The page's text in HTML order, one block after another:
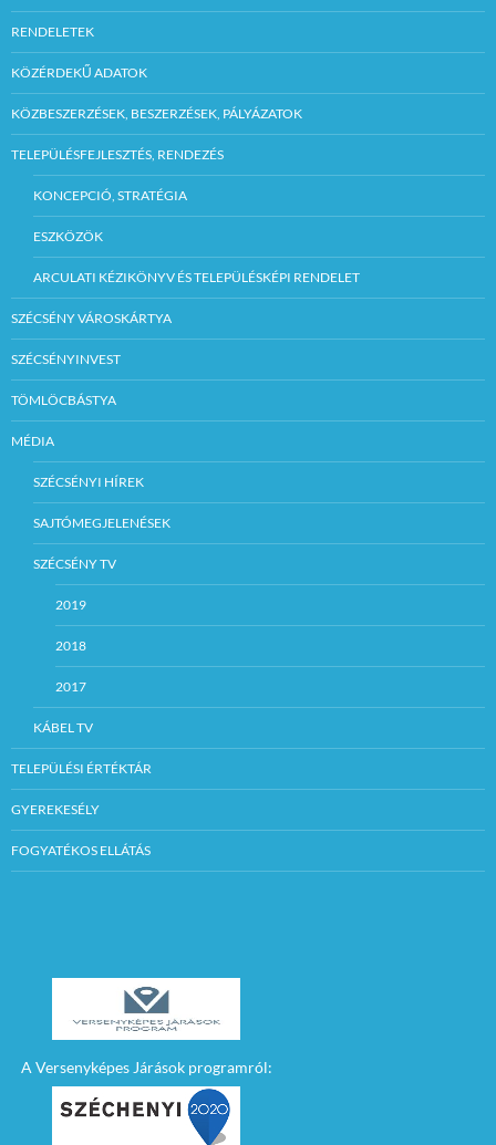
RENDELETEK
KÖZÉRDEKŰ ADATOK
KÖZBESZERZÉSEK, BESZERZÉSEK, PÁLYÁZATOK
TELEPÜLÉSFEJLESZTÉS, RENDEZÉS
KONCEPCIÓ, STRATÉGIA
ESZKÖZÖK
ARCULATI KÉZIKÖNYV ÉS TELEPÜLÉSKÉPI RENDELET
SZÉCSÉNY VÁROSKÁRTYA
SZÉCSÉNYINVEST
TÖMLÖCBÁSTYA
MÉDIA
SZÉCSÉNYI HÍREK
SAJTÓMEGJELENÉSEK
SZÉCSÉNY TV
2019
2018
2017
KÁBEL TV
TELEPÜLÉSI ÉRTÉKTÁR
GYEREKESÉLY
FOGYATÉKOS ELLÁTÁS
A Versenyképes Járások programról: